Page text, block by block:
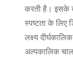
करती है। इसके
स्पष्टता के लिए
लक्ष्य
अल्पकालिक